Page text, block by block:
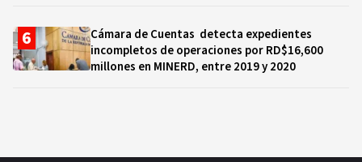
Cámara de Cuentas detecta expedientes
incompletos de operaciones por RD$16,600
millones en MINERD, entre 2019 y 2020